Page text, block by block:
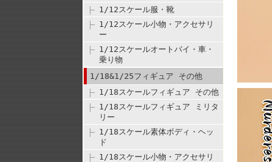
1/12スケール服・靴
1/12スケール小物・アクセサリ
ー
1/12スケールオートバイ・車・
乗り物
1/18&1/25フィギュア その他
1/18スケールフィギュア その他
1/18スケールフィギュア ミリタ
リー
1/18スケール素体ボディ・ヘッ
ド
1/18スケール小物・アクセサリ